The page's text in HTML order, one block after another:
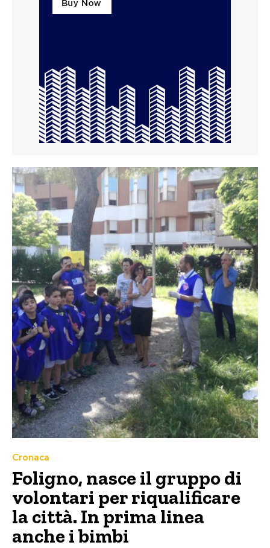
Cronaca
Foligno, nasce il gruppo di
volontari per riqualificare
la città. In prima linea
anche i bimbi